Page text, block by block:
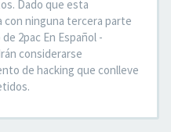
Dado que esta
con ninguna tercera parte
2pac En Español -
considerarse
de hacking que conlleve